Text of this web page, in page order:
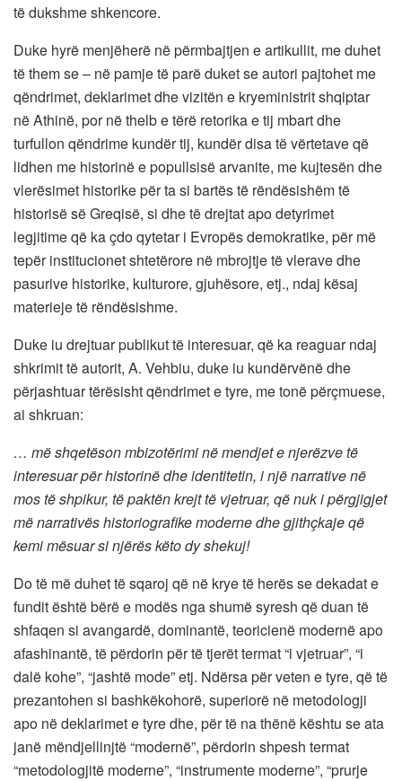
të dukshme shkencore.
Duke hyrë menjëherë në përmbajtjen e artikullit, me duhet
të them se – në pamje të parë duket se autori pajtohet me
qëndrimet, deklarimet dhe vizitën e kryeministrit shqiptar
në Athinë, por në thelb e tërë retorika e tij mbart dhe
turfullon qëndrime kundër tij, kundër disa të vërtetave që
lidhen me historinë e popullsisë arvanite, me kujtesën dhe
vlerësimet historike për ta si bartës të rëndësishëm të
historisë së Greqisë, si dhe të drejtat apo detyrimet
legjitime që ka çdo qytetar i Evropës demokratike, për më
tepër institucionet shtetërore në mbrojtje të vlerave dhe
pasurive historike, kulturore, gjuhësore, etj., ndaj kësaj
materieje të rëndësishme.
Duke iu drejtuar publikut të interesuar, që ka reaguar ndaj
shkrimit të autorit, A. Vehbiu, duke iu kundërvënë dhe
përjashtuar tërësisht qëndrimet e tyre, me tonë përçmuese,
ai shkruan:
… më shqetëson mbizotërimi në mendjet e njerëzve të
interesuar për historinë dhe identitetin, i një narrative në
mos të shpikur, të paktën krejt të vjetruar, që nuk i përgjigjet
më narrativës historiografike moderne dhe gjithçkaje që
kemi mësuar si njërës këto dy shekuj!
Do të më duhet të sqaroj që në krye të herës se dekadat e
fundit është bërë e modës nga shumë syresh që duan të
shfaqen si avangardë, dominantë, teoricienë modernë apo
afashinantë, të përdorin për të tjerët termat “i vjetruar”, “i
dalë kohe”, “jashtë mode” etj. Ndërsa për veten e tyre, që të
prezantohen si bashkëkohorë, superiorë në metodologji
apo në deklarimet e tyre dhe, për të na thënë kështu se ata
janë mëndjellinjtë “modernë”, përdorin shpesh termat
“metodologjitë moderne”, “instrumente moderne”, “prurje